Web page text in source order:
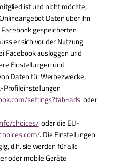
ist und nicht möchte,
Daten über ihn
gespeicherten
er sich vor der Nutzung
Facebook ausloggen und
Einstellungen und
Daten für Werbezwecke,
Profileinstellungen
settings?tab=ads oder
choices/ oder die EU-
. Die Einstellungen
d.h. sie werden für alle
oder mobile Geräte